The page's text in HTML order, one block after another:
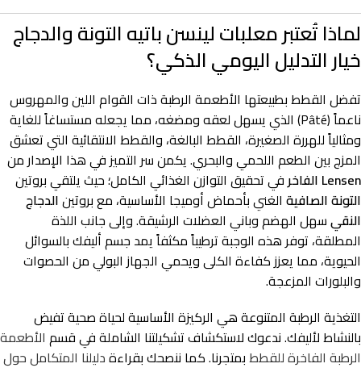
لماذا تُعتبر معلبات لينسن باتيه التونة والدجاج
خيار التدليل اليومي الذكي؟
تفضل القطط بطبيعتها الأطعمة الرطبة ذات القوام اللين والمهروس
ناعماً (Pâté) الذي يسهل لعقه ومضغه، مما يجعله مستساغاً للغاية
ومثالياً للهررة الصغيرة، القطط البالغة، والقطط الانتقائية التي تعشق
المزج بين الطعم اللحمي والبحري. يكمن سر التميز في هذا الإصدار من
Lensen الفاخر
في تحقيق التوازن الغذائي الكامل؛ حيث يلتقي بروتين
التونة الصافية الغني بأحماض أوميجا الأساسية، مع بروتينالدجاج
النقيسهل الهضم وباني العضلات الرشيقة. وإلى جانب اللذة
المطلقة، توفر هذه الوجبة ترطيباً مكثفاً يمد جسم أليفك بالسوائل
الحيوية، مما يعزز كفاءة الكلى ويحمي الجهاز البولي من الحصوات
والبلورات المزعجة.
التغذية الرطبة المتنوعة هي الركيزة الأساسية لحياة صحية تفيض
بالنشاط لأليفك. ندعوك لاستكشاف تشكيلتنا الشاملة في قسم الأطعمة
الرطبة الفاخرة للقططبمتجرنا. كما ننصحك بقراءةدليلنا المتكامل حول